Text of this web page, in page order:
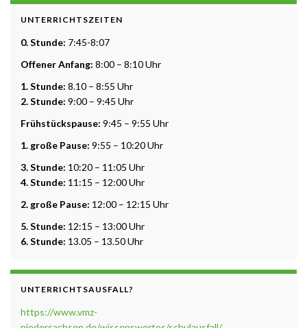
UNTERRICHTSZEITEN
0. Stunde: 7:45-8:07
Offener Anfang: 8:00 – 8:10 Uhr
1. Stunde: 8.10 – 8:55 Uhr
2. Stunde: 9:00 – 9:45 Uhr
Frühstückspause: 9:45 – 9:55 Uhr
1. große Pause: 9:55 – 10:20 Uhr
3. Stunde: 10:20 – 11:05 Uhr
4. Stunde: 11:15 – 12:00 Uhr
2. große Pause: 12:00 – 12:15 Uhr
5. Stunde: 12:15 – 13:00 Uhr
6. Stunde: 13.05 – 13.50 Uhr
UNTERRICHTSAUSFALL?
https://www.vmz-